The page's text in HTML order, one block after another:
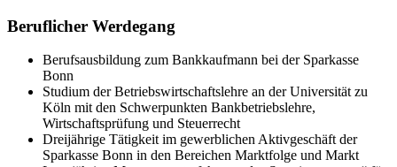
Beruflicher Werdegang
Berufsausbildung zum Bankkaufmann bei der Sparkasse
Bonn
Studium der Betriebswirtschaftslehre an der Universität zu
Köln mit den Schwerpunkten Bankbetriebslehre,
Wirtschaftsprüfung und Steuerrecht
Dreijährige Tätigkeit im gewerblichen Aktivgeschäft der
Sparkasse Bonn in den Bereichen Marktfolge und Markt